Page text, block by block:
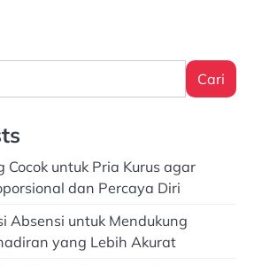
Cari
Cocok untuk Pria Kurus agar
dan Percaya Diri
Absensi untuk Mendukung
yang Lebih Akurat